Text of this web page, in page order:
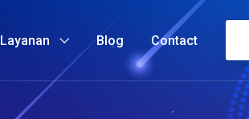
Layanan Blog Contact